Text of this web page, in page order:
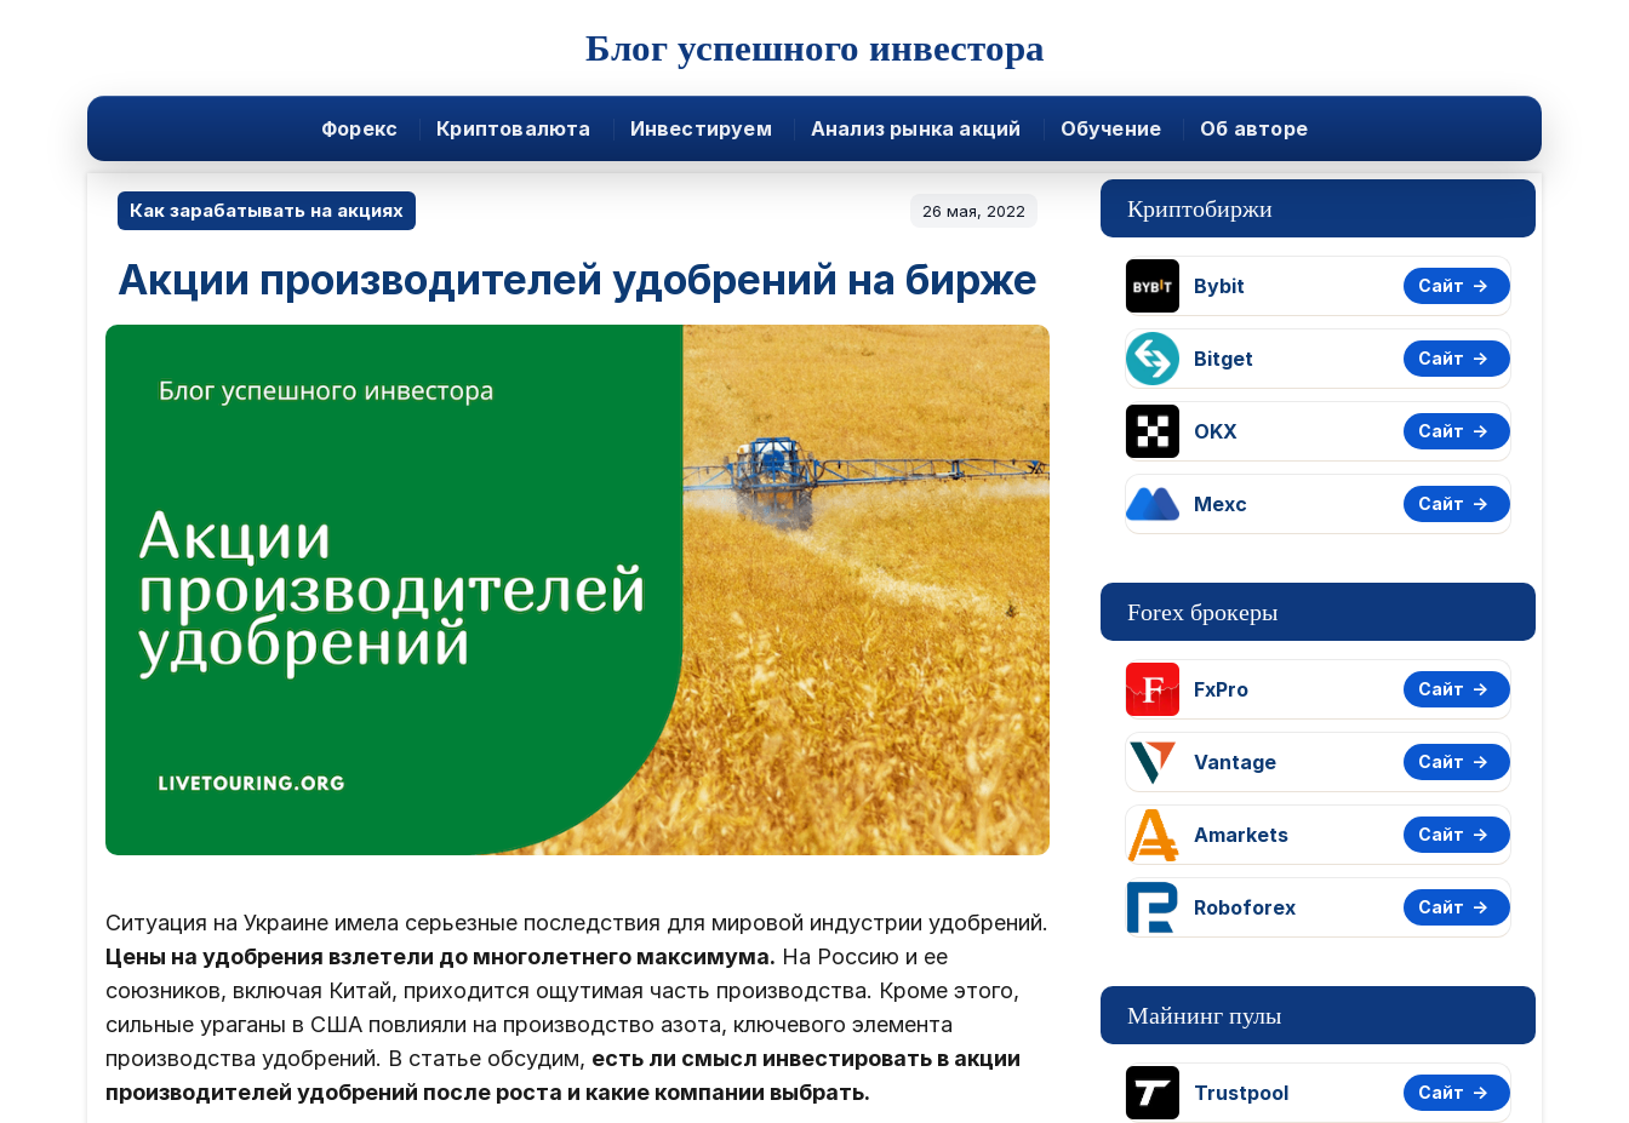
Блог успешного инвестора
Форекс Криптовалюта Инвестируем Анализ рынка акций Обучение Об авторе
Как зарабатывать на акциях 26 мая, 2022
Акции производителей удобрений на бирже
Ситуация на Украине имела серьезные последствия для мировой индустрии удобрений.
Цены на удобрения взлетели до многолетнего максимума. На Россию и ее
союзников, включая Китай, приходится ощутимая часть производства. Кроме этого,
сильные ураганы в США повлияли на производство азота, ключевого элемента
производства удобрений. В статье обсудим, есть ли смысл инвестировать в акции
производителей удобрений после роста и какие компании выбрать.
Криптобиржи
Bybit Сайт
Bitget Сайт
OKX Сайт
Mexc Сайт
Forex брокеры
FxPro Сайт
Vantage Сайт
Amarkets Сайт
Roboforex Сайт
Майнинг пулы
Trustpool Сайт